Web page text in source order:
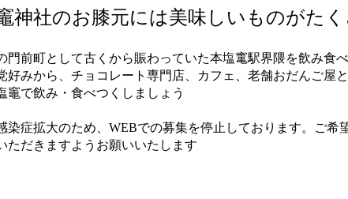
神社のお膝元には美味しいものがた
門前町として古くから賑わっていた本塩竃駅界隈を飲み食べ
好みから、チョコレート専門店、カフェ、老舗おだんご屋
竈で飲み・食べつくしましょう
症拡大のため、WEBでの募集を停止しております。ご希
ただきますようお願いいたします